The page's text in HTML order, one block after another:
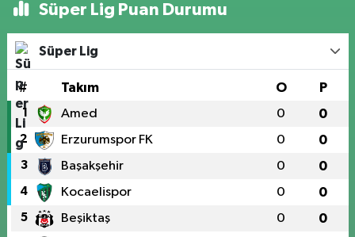
Süper Lig Puan Durumu
Süper Lig
# Takım O P
1 Amed 0 0
2 Erzurumspor FK 0 0
3 Başakşehir 0 0
4 Kocaelispor 0 0
5 Beşiktaş 0 0